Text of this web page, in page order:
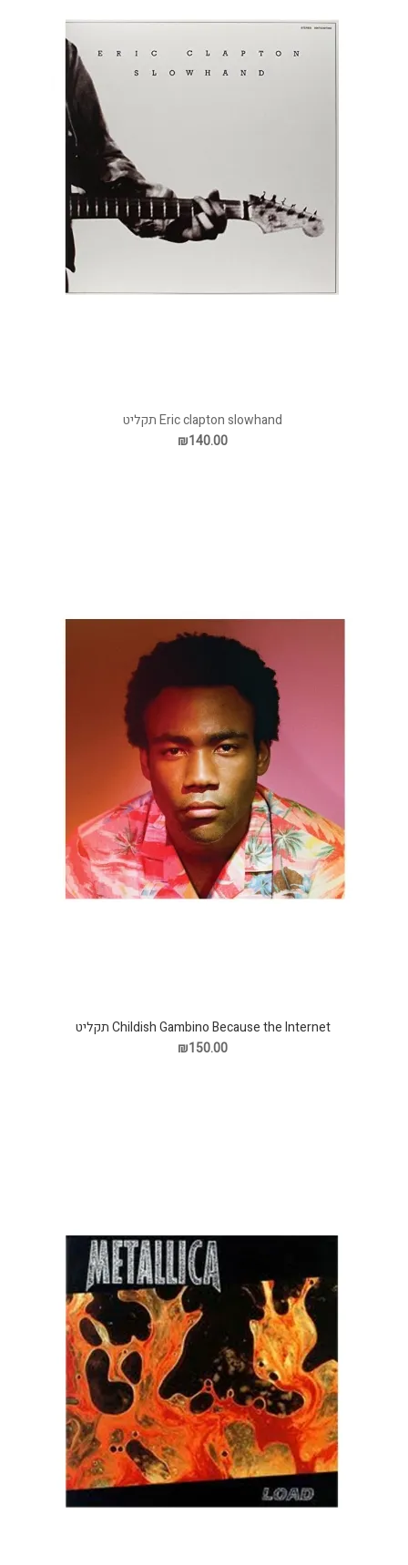
Eric clapton slowhand תקליט
₪140.00
Childish Gambino Because the Internet תקליט
₪150.00